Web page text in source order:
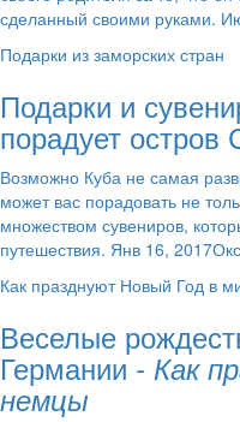
сделанный своими руками.
Подарки из заморских стран
Подарки и
порадует остров
Возможно Куба не самая
может вас порадовать не
множеством сувениров,
путешествия. Янв 16,
Как празднуют Новый Год в
Веселые
Германии- Как
немцы